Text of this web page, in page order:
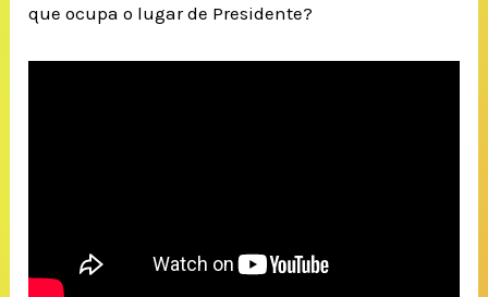
que ocupa o lugar de Presidente?